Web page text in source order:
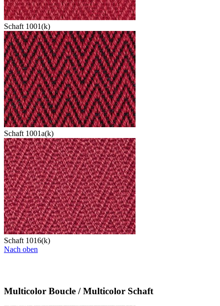
Schaft 1001(k)
Schaft 1001a(k)
Schaft 1016(k)
Nach oben
Multicolor Boucle / Multicolor Schaft